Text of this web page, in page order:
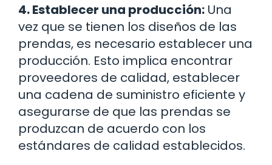
4. Establecer una producción: Una
vez que se tienen los diseños de las
prendas, es necesario establecer una
producción. Esto implica encontrar
proveedores de calidad, establecer
una cadena de suministro eficiente y
asegurarse de que las prendas se
produzcan de acuerdo con los
estándares de calidad establecidos.